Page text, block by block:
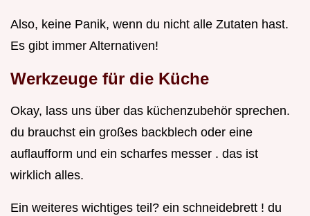
Also, keine Panik, wenn du nicht alle Zutaten hast.
Es gibt immer Alternativen!
Werkzeuge für die Küche
Okay, lass uns über das küchenzubehör sprechen.
du brauchst ein großes backblech oder eine
auflaufform und ein scharfes messer . das ist
wirklich alles.
Ein weiteres wichtiges teil? ein schneidebrett ! du